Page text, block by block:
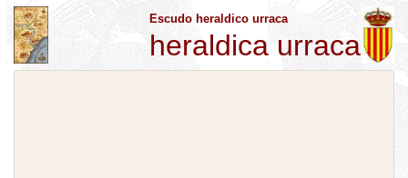
Escudo heraldico urraca
heraldica urraca